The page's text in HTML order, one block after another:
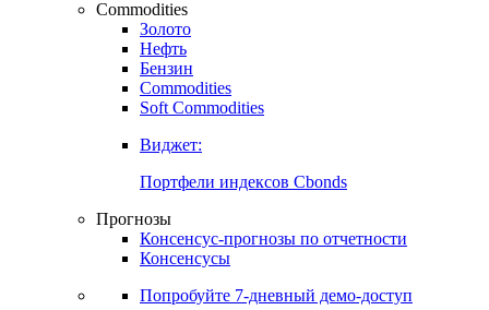
Commodities
Золото
Нефть
Бензин
Commodities
Soft Commodities
Виджет:
Портфели индексов Cbonds
Прогнозы
Консенсус-прогнозы по отчетности
Консенсусы
Попробуйте 7-дневный демо-доступ